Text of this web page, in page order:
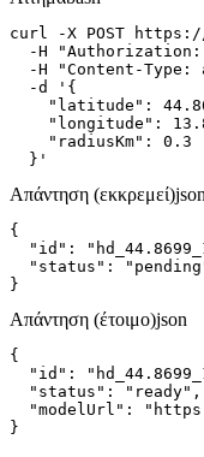
curl -X POST
-H
-H "Content-Type:
  -d '{
"latitude":
"longitude":
    "radiusKm": 0.3
  }'
Απάντηση (εκκρεμεί)json
{
"id":
"status":
}
Απάντηση (έτοιμο)json
{
"id":
  "status": "ready",
"modelUrl":
}